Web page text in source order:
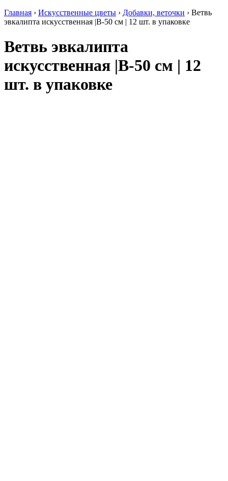
Главная › Искусственные цветы › Добавки, веточки › Ветвь
эвкалипта искусственная |В-50 см | 12 шт. в упаковке
Ветвь эвкалипта
искусственная |В-50 см | 12
шт. в упаковке